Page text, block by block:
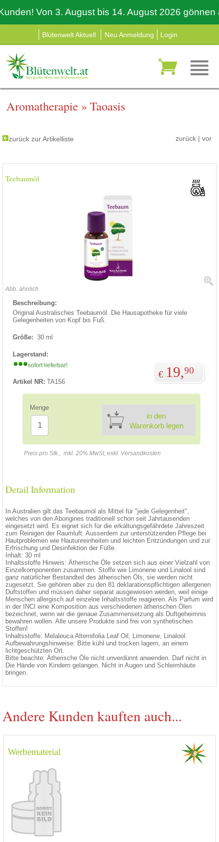
Von 3. August bis 14. August 2026 gönnen
Blütenwelt Aktuell Neu Anmeldung Login
Aromatherapie » Taoasis
zurück zur Artikelliste zurück | vor
Teebaumöl
Abb. ähnlich
Beschreibung:
Original Australisches Teebaumöl. Die Hausapotheke für viele
Gelegenheiten von Kopf bis Fuß.
Größe: 30 ml
Lagerstand:
sofort lieferbar!
Artikel NR: TA156
€ 19,90
Menge
in den
Warenkorb legen
Preis pro Stk., inkl. 20% MwSt, exkl. Versandkosten
Detail Information
In Australien gilt das Teebaumöl als Mittel für "jede Gelegenheit",
welches von den Aborigines traditionell schon seit Jahrtausenden
eingesetzt wird. Es eignet sich für die erkältungsgefährdete Jahreszeit
zum Reinigen der Raumluft. Ausserdem zur unterstützenden Pflege bei
Hautproblemen wie Hautunreinheiten und leichten Entzündungen und zur
Erfrischung und Desinfektion der Füße.
Inhalt: 30 ml
Inhaltsstoffe Hinweis: Ätherische Öle setzen sich aus einer Vielzahl von
Einzelkomponenten zusammen. Stoffe wie Limonene und Linalool sind
ganz natürlicher Bestandteil des ätherischen Öls, sie werden nicht
zugesetzt. Sie gehören aber zu den 81 deklarationspflichtigen allergenen
Duftstoffen und müssen daher separat ausgewiesen werden, weil einige
Menschen allergisch auf einzelne Inhaltsstoffe reagieren. Als Parfum wird
in der INCI eine Komposition aus verschiedenen ätherischen Ölen
bezeichnet, wenn wir die genaue Zusammensetzung als Duftgeheimnis
bewahren wollen. Alle unsere Produkte sind frei von synthetischen
Stoffen!
Inhaltsstoffe: Melaleuca Alternifolia Leaf Oil, Limonene, Linalool.
Aufbewahrungshinweise: Bitte kühl und trocken lagern, an einem
lichtgeschützten Ort.
Bitte beachte: Ätherische Öle nicht unverdünnt anwenden. Darf nicht in
Die Hände von Kindern gelangen. Nicht in Augen und Schleimhäute
bringen.
Andere Kunden kauften auch...
Werbematerial